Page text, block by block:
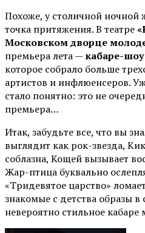
Похоже, у столичной ночной
точка притяжения. В театре
Московском дворце
премьера лета — кабаре-
которое собрало больше
артистов и инфлюенсеров.
стало понятно: это не
премьера…
Итак, забудьте все, что вы
выглядит как рок-звезда,
соблазна, Кощей вызывает
Жар-птица буквально
«Тридевятое царство»
знакомые с детства образы в
невероятно стильное